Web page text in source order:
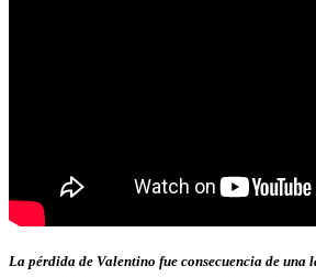
La pérdida de Valentino fue consecuencia de una